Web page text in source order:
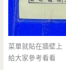
菜單就貼在牆壁上
給大家參考看看